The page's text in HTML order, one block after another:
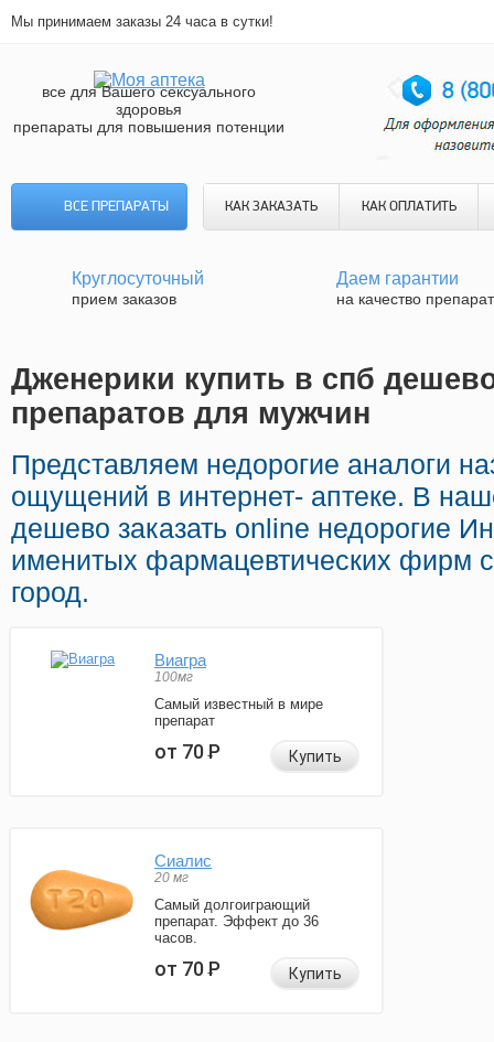
Мы принимаем заказы 24 часа в сутки!
все для Вашего сексуального
здоровья
препараты для повышения потенции
ВСЕ ПРЕПАРАТЫ КАК ЗАКАЗАТЬ КАК ОПЛАТИТЬ
Круглосуточный
прием заказов
Даем гарантии
на качество
Дженерики купить в спб
препаратов для мужчин
Представляем недорогие аналоги
ощущений в интернет- аптеке. В
дешево заказать online недорогие
именитых фармацевтических фирм
город.
Виагра
100мг
Самый известный в мире
препарат
от 70Р Купить
Сиалис
20 мг
Самый долгоиграющий
препарат. Эффект до 36
часов.
от 70Р Купить